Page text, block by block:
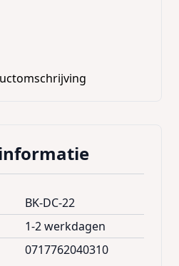
BK-DC-22
1-2 werkdagen
0717762040310